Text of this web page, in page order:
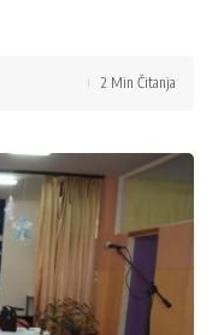
2 Min Čitanja